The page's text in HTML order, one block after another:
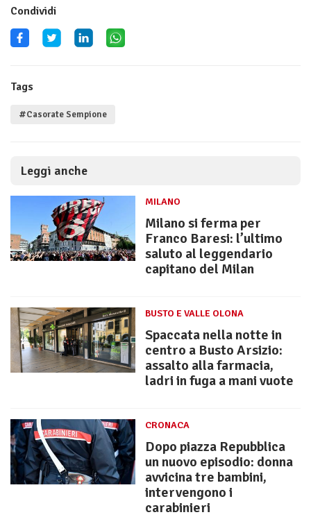
Condividi
Tags
#Casorate Sempione
Leggi anche
MILANO
Milano si ferma per
Franco Baresi: l’ultimo
saluto al leggendario
capitano del Milan
BUSTO E VALLE OLONA
Spaccata nella notte in
centro a Busto Arsizio:
assalto alla farmacia,
ladri in fuga a mani vuote
CRONACA
Dopo piazza Repubblica
un nuovo episodio: donna
avvicina tre bambini,
intervengono i
carabinieri